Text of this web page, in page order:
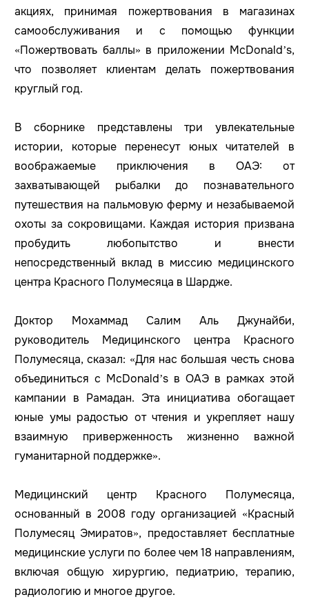
акциях, принимая пожертвования в магазинах
самообслуживания и с помощью функции
«Пожертвовать баллы» в приложении McDonald’s,
что позволяет клиентам делать пожертвования
круглый год.
В сборнике представлены три увлекательные
истории, которые перенесут юных читателей в
воображаемые приключения в ОАЭ: от
захватывающей рыбалки до познавательного
путешествия на пальмовую ферму и незабываемой
охоты за сокровищами. Каждая история призвана
пробудить любопытство и внести
непосредственный вклад в миссию медицинского
центра Красного Полумесяца в Шардже.
Доктор Мохаммад Салим Аль Джунайби,
руководитель Медицинского центра Красного
Полумесяца, сказал: «Для нас большая честь снова
объединиться с McDonald’s в ОАЭ в рамках этой
кампании в Рамадан. Эта инициатива обогащает
юные умы радостью от чтения и укрепляет нашу
взаимную приверженность жизненно важной
гуманитарной поддержке».
Медицинский центр Красного Полумесяца,
основанный в 2008 году организацией «Красный
Полумесяц Эмиратов», предоставляет бесплатные
медицинские услуги по более чем 18 направлениям,
включая общую хирургию, педиатрию, терапию,
радиологию и многое другое.